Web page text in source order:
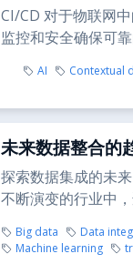
CI/CD 对于物联网
监控和安全确保可
AI Contextual
未来数据整合的
探索数据集成的未
不断演变的行业中
Big data Data
Machine learning